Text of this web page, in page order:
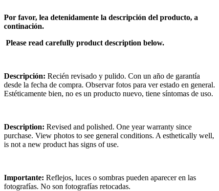
Por favor, lea detenidamente la descripción del producto, a
continación.
Please read carefully product description below.
Descripción: Recién revisado y pulido. Con un año de garantía
desde la fecha de compra. Observar fotos para ver estado en general.
Estéticamente bien, no es un producto nuevo, tiene síntomas de uso.
Description: Revised and polished. One year warranty since
purchase. View photos to see general conditions. A esthetically well,
is not a new product has signs of use.
Importante: Reflejos, luces o sombras pueden aparecer en las
fotografías. No son fotografías retocadas.